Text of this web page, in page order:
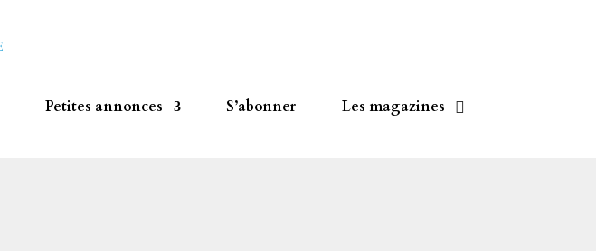
Petites annonces S’abonner Les magazines